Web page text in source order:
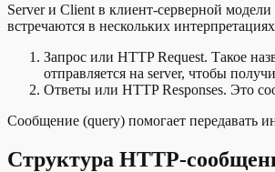
Server и Client в клиент-серверной
встречаются в нескольких
Запрос или HTTP Request. Такое
отправляется на server, чтобы
Ответы или HTTP Responses. Это
Сообщение (query) помогает передавать
Структура HTTP-